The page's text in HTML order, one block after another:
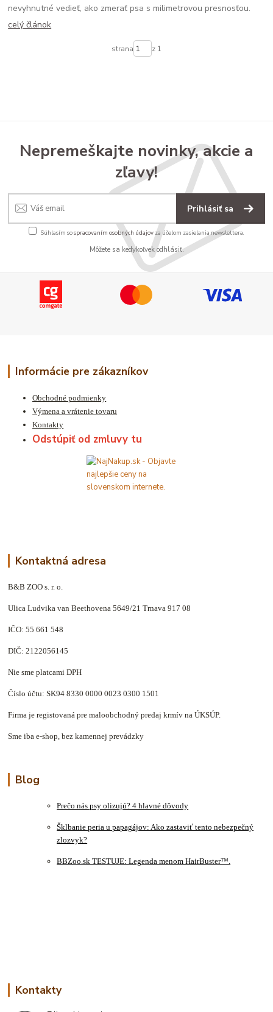
nevyhnutné vedieť, ako zmerať psa s milimetrovou presnosťou.
celý článok
strana z 1
Nepremeškajte novinky, akcie a
zľavy!
Prihlásiť sa
Súhlasím sospracovaním osobných údajov za účelom zasielania newslettera.
Môžete sa kedykoľvek odhlásiť.
Informácie pre zákazníkov
Obchodné podmienky
Výmena a vrátenie tovaru
Kontakty
Odstúpiť od zmluvy tu
Kontaktná adresa
B&B ZOO s. r. o.
Ulica Ludvika van Beethovena 5649/21 Trnava 917 08
IČO: 55 661 548
DIČ: 2122056145
Nie sme platcami DPH
Číslo účtu: SK94 8330 0000 0023 0300 1501
Firma je registovaná pre maloobchodný predaj krmív na ÚKSÚP.
Sme iba e-shop, bez kamennej prevádzky
Blog
Prečo nás psy olizujú? 4 hlavné dôvody
Šklbanie peria u papagájov: Ako zastaviť tento nebezpečný
zlozvyk?
BBZoo.sk TESTUJE: Legenda menom HairBuster™.
Kontakty